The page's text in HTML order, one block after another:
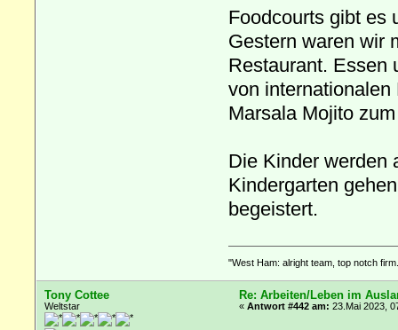
Foodcourts gibt es
Gestern waren wir
Restaurant. Essen
von
Marsala Mojito
Die Kinder werden
Kindergarten
begeistert.
"West Ham: alright team, top notch
Tony Cottee
Weltstar
Re: Arbeiten/Leben im
«Antwort #442 am: 23.Mai 2023,